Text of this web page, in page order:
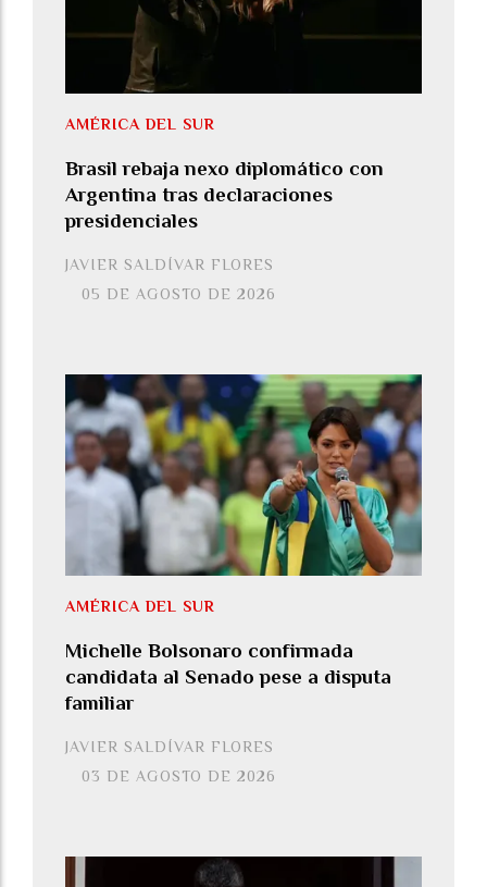
Brasil rebaja nexo diplomático con
Argentina tras declaraciones
presidenciales
JAVIER SALDÍVAR FLORES
AMÉRICA DEL SUR
05 DE AGOSTO DE 2026
Michelle Bolsonaro confirmada
candidata al Senado pese a disputa
familiar
JAVIER SALDÍVAR FLORES
AMÉRICA DEL SUR
03 DE AGOSTO DE 2026